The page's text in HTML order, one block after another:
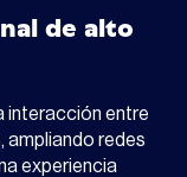
de alto
interacción entre
ampliando redes
experiencia